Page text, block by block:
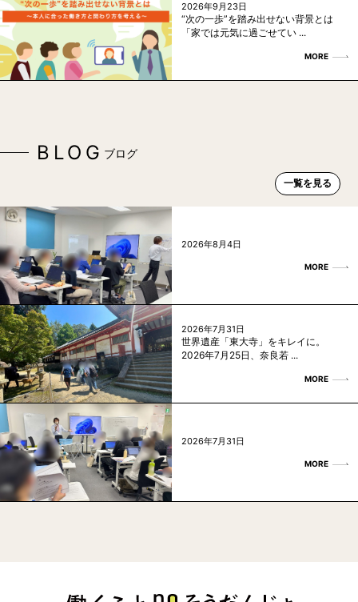
2026年9月23日
“次の一歩”を踏み出せない背景とは
「家では元気に過ごせてい ...
MORE
BLOG ブログ
一覧を見る
2026年8月4日
MORE
2026年7月31日
世界遺産「東大寺」をキレイに。
2026年7月25日、奈良若 ...
MORE
2026年7月31日
MORE